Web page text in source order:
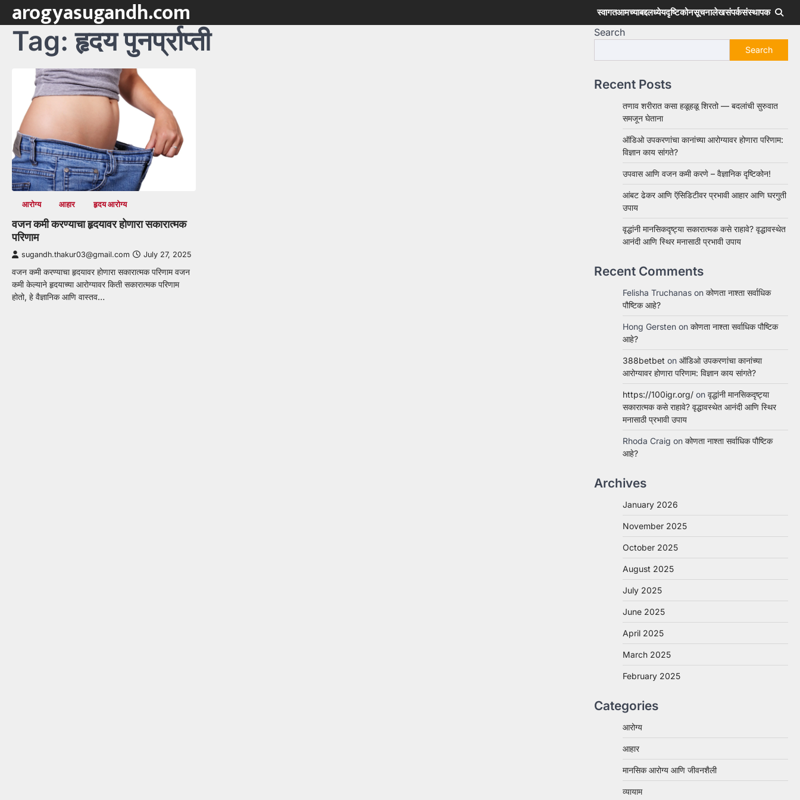
Skip
content
arogyasugandh.com स्वागतआमच्याबद्दलध्येयदृष्टिकोनसूचनालेखसंपर्कसंस्थापक
Tag:हृदय पुनर्प्राप्ती
आरोग्य आहार हृदय आरोग्य
वजन कमी करण्याचा हृदयावर होणारा सकारात्मक
परिणाम
sugandh.thakur03@gmail.com July 27, 2025
वजन कमी करण्याचा हृदयावर होणारा सकारात्मक परिणाम वजन
कमी केल्याने हृदयाच्या आरोग्यावर किती सकारात्मक परिणाम
होतो, हे वैज्ञानिक आणि वास्तव…
Search
Search
Recent Posts
तणाव शरीरात कसा हळूहळू शिरतो — बदलांची सुरुवात
समजून घेताना
ऑडिओ उपकरणांचा कानांच्या आरोग्यावर होणारा परिणाम:
विज्ञान काय सांगते?
उपवास आणि वजन कमी करणे – वैज्ञानिक दृष्टिकोन!
आंबट ढेकर आणि ऍसिडिटीवर प्रभावी आहार आणि घरगुती
उपाय
वृद्धांनी मानसिकदृष्ट्या सकारात्मक कसे राहावे? वृद्धावस्थेत
आनंदी आणि स्थिर मनासाठी प्रभावी उपाय
Recent Comments
Felisha Truchanas on कोणता नाश्ता सर्वाधिक
पौष्टिक आहे?
Hong Gersten on कोणता नाश्ता सर्वाधिक पौष्टिक
आहे?
388betbet on ऑडिओ उपकरणांचा कानांच्या
आरोग्यावर होणारा परिणाम: विज्ञान काय सांगते?
https://100igr.org/ on वृद्धांनी मानसिकदृष्ट्या
सकारात्मक कसे राहावे? वृद्धावस्थेत आनंदी आणि स्थिर
मनासाठी प्रभावी उपाय
Rhoda Craig on कोणता नाश्ता सर्वाधिक पौष्टिक
आहे?
Archives
January 2026
November 2025
October 2025
August 2025
July 2025
June 2025
April 2025
March 2025
February 2025
Categories
आरोग्य
आहार
मानसिक आरोग्य आणि जीवनशैली
व्यायाम